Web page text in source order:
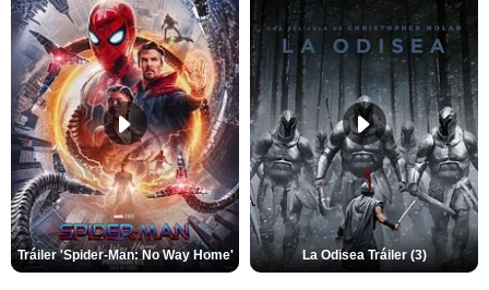
Tráiler 'Spider-Man: No Way Home' La Odisea Tráiler (3)